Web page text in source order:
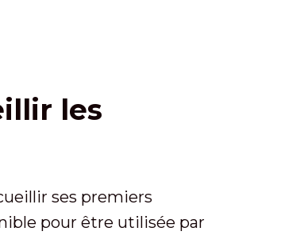
les
ses premiers
pour être utilisée par